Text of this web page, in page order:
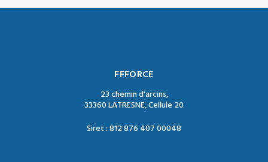
FFFORCE
23 chemin d'arcins,
33360 LATRESNE, Cellule 20
Siret : 812 876 407 00048